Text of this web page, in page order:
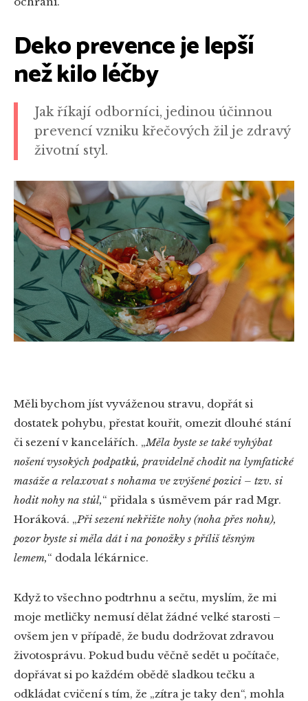
Deko prevence je lepší
než kilo léčby
Jak říkají odborníci, jedinou účinnou
prevencí vzniku křečových žil je zdravý
životní styl.
Měli bychom jíst vyváženou stravu, dopřát si
dostatek pohybu, přestat kouřit, omezit dlouhé stání
či sezení v kancelářích. „Měla byste se také vyhýbat
nošení vysokých podpatků, pravidelně chodit na lymfatické
masáže a relaxovat s nohama ve zvýšené pozici – tzv. si
hodit nohy na stůl,“ přidala s úsměvem pár rad Mgr.
Horáková. „Při sezení nekřižte nohy (noha přes nohu),
pozor byste si měla dát i na ponožky s příliš těsným
lemem,“ dodala lékárnice.
Když to všechno podtrhnu a sečtu, myslím, že mi
moje metličky nemusí dělat žádné velké starosti –
ovšem jen v případě, že budu dodržovat zdravou
životosprávu. Pokud budu věčně sedět u počítače,
dopřávat si po každém obědě sladkou tečku a
odkládat cvičení s tím, že „zítra je taky den“, mohla